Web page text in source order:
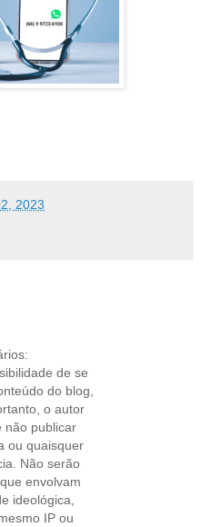
2023
de se
do blog,
o autor
não publicar
ou quaisquer
Não serão
envolvam
ideológica,
IP ou